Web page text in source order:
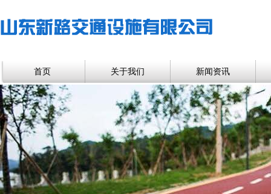
首页 关于我们 新闻资讯